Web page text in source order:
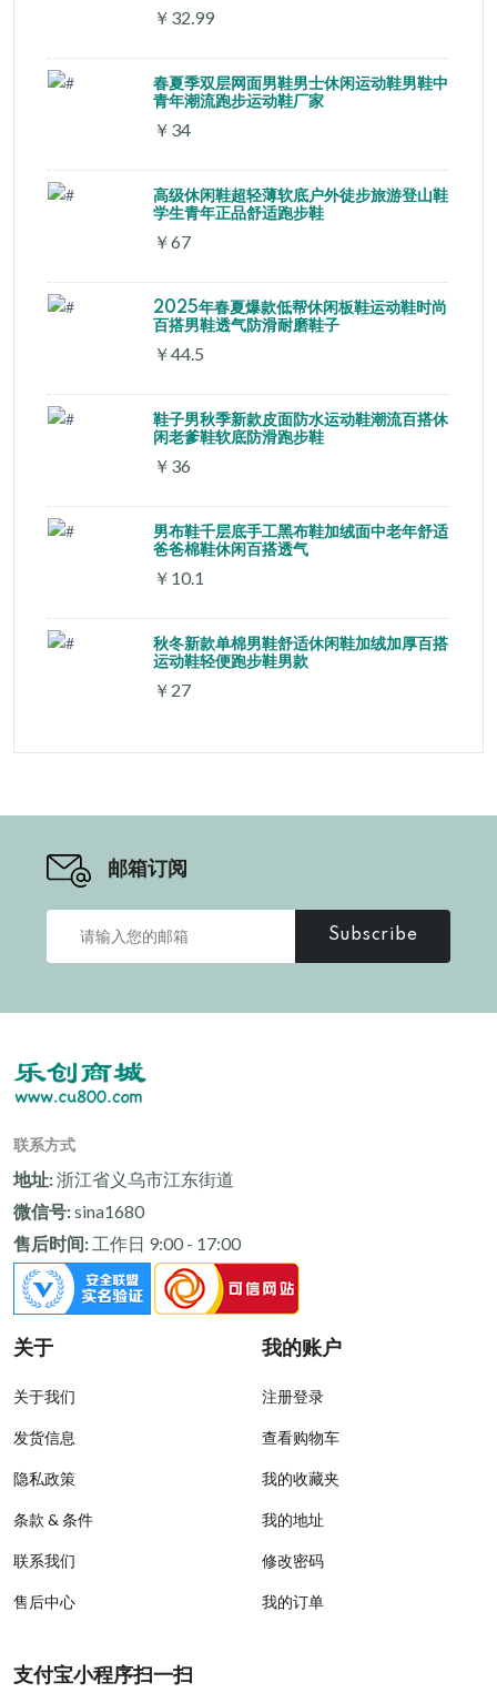
￥32.99
春夏季双层网面男鞋男士休闲运动鞋男鞋中
青年潮流跑步运动鞋厂家
￥34
高级休闲鞋超轻薄软底户外徒步旅游登山鞋
学生青年正品舒适跑步鞋
￥67
2025年春夏爆款低帮休闲板鞋运动鞋时尚
百搭男鞋透气防滑耐磨鞋子
￥44.5
鞋子男秋季新款皮面防水运动鞋潮流百搭休
闲老爹鞋软底防滑跑步鞋
￥36
男布鞋千层底手工黑布鞋加绒面中老年舒适
爸爸棉鞋休闲百搭透气
￥10.1
秋冬新款单棉男鞋舒适休闲鞋加绒加厚百搭
运动鞋轻便跑步鞋男款
￥27
邮箱订阅
Subscribe
联系方式
地址:浙江省义乌市江东街道
微信号:sina1680
售后时间: 工作日 9:00 - 17:00
关于
关于我们
发货信息
隐私政策
条款 & 条件
联系我们
售后中心
我的账户
注册登录
查看购物车
我的收藏夹
我的地址
修改密码
我的订单
支付宝小程序扫一扫